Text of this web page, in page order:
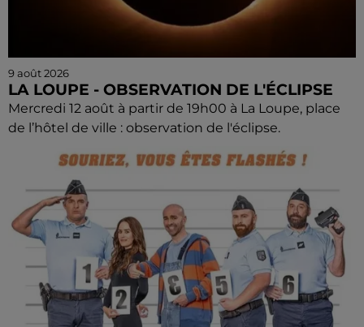
9 août 2026
LA LOUPE - OBSERVATION DE L'ÉCLIPSE
Mercredi 12 août à partir de 19h00 à La Loupe, place
de l’hôtel de ville : observation de l'éclipse.